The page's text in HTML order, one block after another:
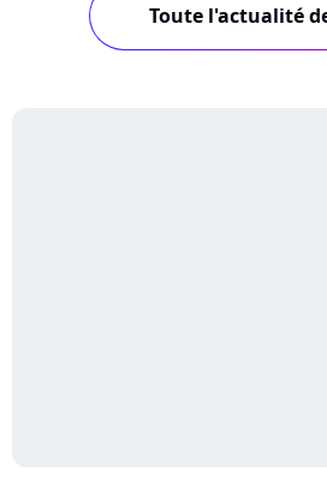
Toute l'actualité